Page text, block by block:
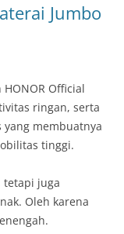
Jumbo
Official
ringan, serta
membuatnya
tinggi.
tetapi juga
Oleh karena